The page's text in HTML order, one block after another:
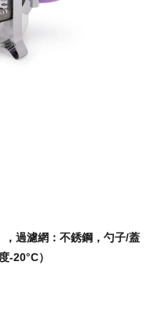
，過濾網：不銹鋼，勺子/蓋
-20°C）